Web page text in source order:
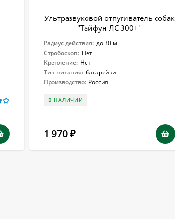
Ультразвуковой отпугиватель собак
"Тайфун ЛС 300+"
Радиус действия: до 30 м
Стробоскоп: Нет
Крепление: Нет
Тип питания: батарейки
Производство: Россия
В НАЛИЧИИ
1 970₽